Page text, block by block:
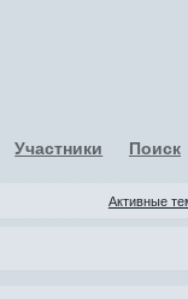
Участники Поиск
Активные